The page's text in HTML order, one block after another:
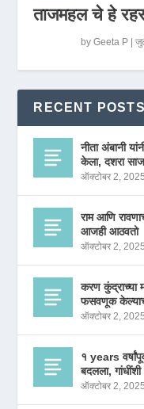
ताजमहल चे हे
byGeeta P |
RECENT POSTS
नीता अंबानी
केला, दशरा
ऑक्टोबर 2, 2025
राम आणि
आजही आठवतो
ऑक्टोबर 2, 2025
करण कुंद्राच्या
फसवणूक
ऑक्टोबर 2, 2025
१ years
बदलला,
ऑक्टोबर 2, 2025